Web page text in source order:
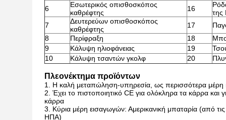
6
Εσωτερικός οπισθοσκόπος
καθρέφτης
16
της
7
Δευτερεύων οπισθοσκόπος
καθρέφτης
17
8
Περίφραξη 18
9
Κάλυψη ηλιοφάνειας 19
10
Κάλυψη τσαντών γκολφ 20
Πλεονέκτημα προϊόντων
1. Η καλή μεταπώληση-υπηρεσία, ως περισσότερα μέρη
2. Έχει το πιστοποιητικό CE για ολόκληρα τα κάρρα και
κάρρα
3. Κύρια μέρη εισαγωγών: Αμερικανική μπαταρία (από
ΗΠΑ)